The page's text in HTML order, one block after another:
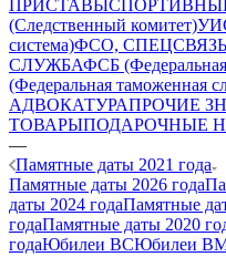
ПРИСТАВЫ
(Следственный комитет)
система)ФСО,
СЛУЖБАФСБ
(Федеральная
АДВОКАТУРАПРОЧИЕ
ТОВАРЫПОДАРОЧНЫЕ
—
Памятные даты 2021 года
Памятные даты 2026 года
даты 2024 годаПамятные
годаПамятные даты 2020
годаЮбилеи ВСЮбилеи